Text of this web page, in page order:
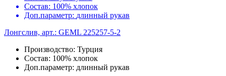
Состав: 100% хлопок
Доп.параметр: длинный рукав
Лонгслив, арт.: GEML 225257-5-2
Производство: Турция
Состав: 100% хлопок
Доп.параметр: длинный рукав